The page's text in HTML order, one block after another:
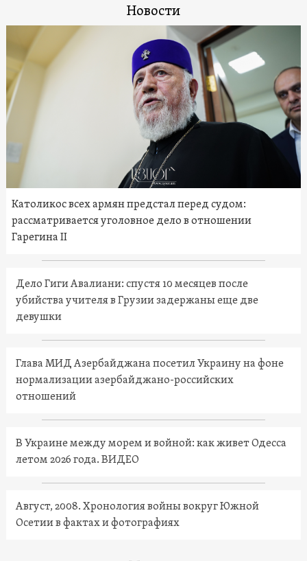
Новости
Католикос всех армян предстал перед судом:
рассматривается уголовное дело в отношении
Гарегина II
Дело Гиги Авалиани: спустя 10 месяцев после
убийства учителя в Грузии задержаны еще две
девушки
Глава МИД Азербайджана посетил Украину на фоне
нормализации азербайджано-российских
отношений
В Украине между морем и войной: как живет Одесса
летом 2026 года. ВИДЕО
Август, 2008. Хронология войны вокруг Южной
Осетии в фактах и фотографиях